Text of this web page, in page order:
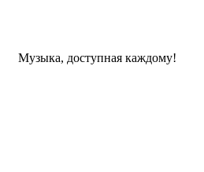
Музыка, доступная каждому!